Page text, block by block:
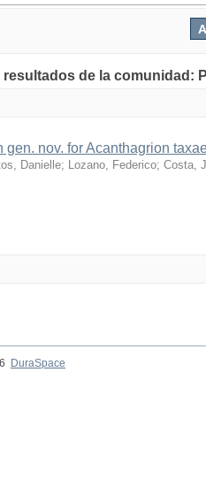
resultados de la
gen. nov. for Acanthagrion
Danielle; Lozano, Federico; Costa,
DuraSpace